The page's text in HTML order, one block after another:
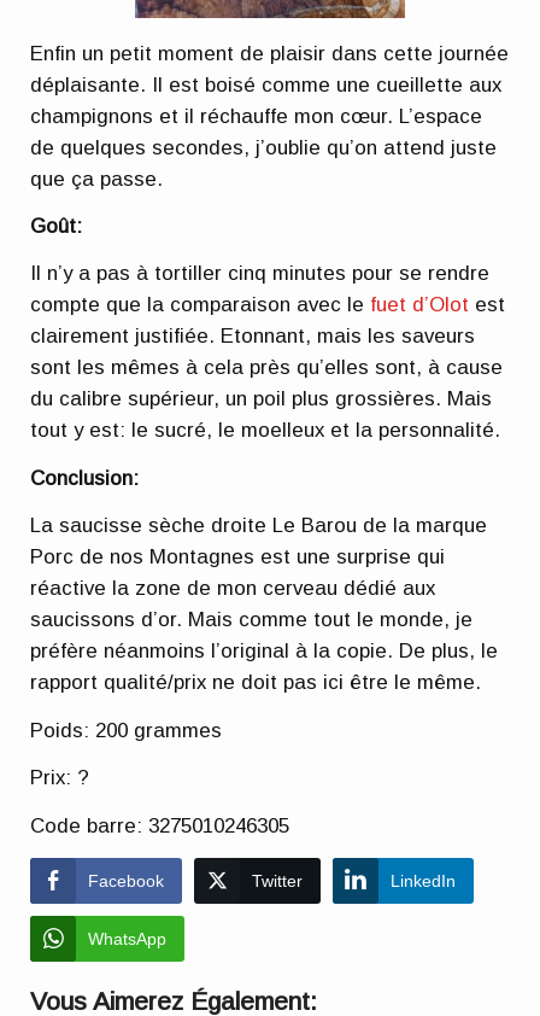
Enfin un petit moment de plaisir dans cette journée
déplaisante. Il est boisé comme une cueillette aux
champignons et il réchauffe mon cœur. L’espace
de quelques secondes, j’oublie qu’on attend juste
que ça passe.
Goût:
Il n’y a pas à tortiller cinq minutes pour se rendre
compte que la comparaison avec le fuet d’Olot est
clairement justifiée. Etonnant, mais les saveurs
sont les mêmes à cela près qu’elles sont, à cause
du calibre supérieur, un poil plus grossières. Mais
tout y est: le sucré, le moelleux et la personnalité.
Conclusion:
La saucisse sèche droite Le Barou de la marque
Porc de nos Montagnes est une surprise qui
réactive la zone de mon cerveau dédié aux
saucissons d’or. Mais comme tout le monde, je
préfère néanmoins l’original à la copie. De plus, le
rapport qualité/prix ne doit pas ici être le même.
Poids: 200 grammes
Prix: ?
Code barre: 3275010246305
Facebook Twitter LinkedIn
WhatsApp
Vous Aimerez Également: